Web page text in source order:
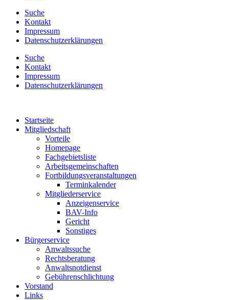
Suche
Kontakt
Impressum
Datenschutzerklärungen
Suche
Kontakt
Impressum
Datenschutzerklärungen
Startseite
Mitgliedschaft
Vorteile
Homepage
Fachgebietsliste
Arbeitsgemeinschaften
Fortbildungsveranstaltungen
Terminkalender
Mitgliederservice
Anzeigenservice
BAV-Info
Gericht
Sonstiges
Bürgerservice
Anwaltssuche
Rechtsberatung
Anwaltsnotdienst
Gebührenschlichtung
Vorstand
Links